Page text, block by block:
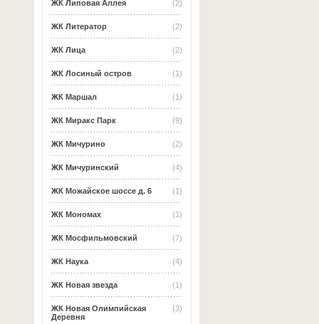
(2)
ЖК Липовая Аллея
(2)
ЖК Литератор
(2)
ЖК Лица
(1)
ЖК Лосиный остров
(1)
ЖК Маршал
(9)
ЖК Миракс Парк
(2)
ЖК Мичурино
(4)
ЖК Мичуринский
(1)
ЖК Можайское шоссе д. 6
(1)
ЖК Мономах
(7)
ЖК Мосфильмовский
(4)
ЖК Наука
(1)
ЖК Новая звезда
(3)
ЖК Новая Олимпийская
Деревня